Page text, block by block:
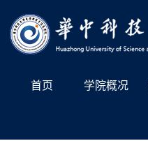
首页 学院概况